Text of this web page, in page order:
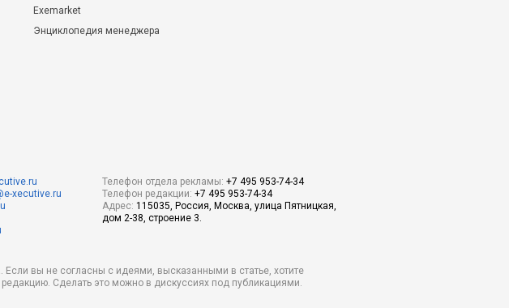
Exemarket
Энциклопедия менеджера
xecutive.ru
Телефон отдела рекламы: +7 495 953-74-34
Телефон редакции: +7 495 953-74-34
Адрес: 115035, Россия, Москва, улица Пятницкая,
дом 2-38, строение 3.
Если вы не согласны с идеями, высказанными в статье, хотите
Сделать это можно в дискуссиях под публикациями.